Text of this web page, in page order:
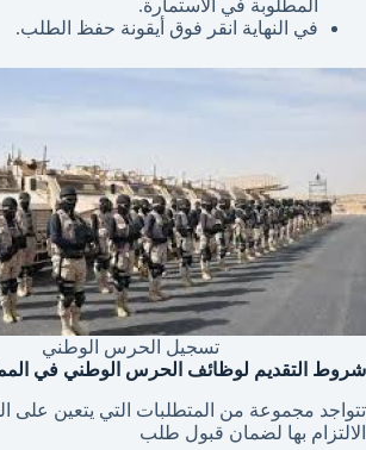
المطلوبة في الاستمارة.
في النهاية انقر فوق أيقونة حفظ الطلب.
تسجيل الحرس الوطني
شروط التقديم لوظائف الحرس الوطني في
تتواجد مجموعة من المتطلبات التي يتعين على
الالتزام بها لضمان قبول طلب